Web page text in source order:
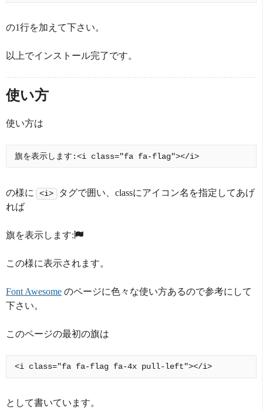
の1行を加えて下さい。
以上でインストール完了です。
使い方
使い方は
の様に <i>
タグで囲い、classにアイコン名を指定してあげ
れば
旗を表示します:
この様に表示されます。
Font Awesome のページに色々な使い方あるので参考にして
下さい。
このページの最初の旗は
として書いています。